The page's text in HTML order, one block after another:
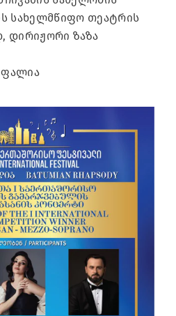
სახელმწიფო თეატრის
დირიჟორი ზაზა